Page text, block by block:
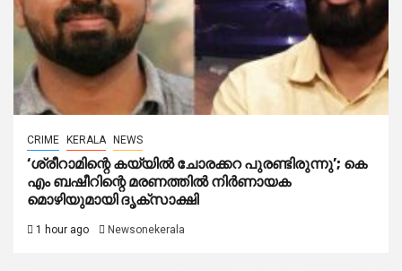
CRIME KERALA NEWS
‘ശ്രീറാമിന്റെ കയ്യിൽ ചോരക്കറ പുരണ്ടിരുന്നു’; കെ
എം ബഷീറിന്റെ മരണത്തിൽ നിർണായക
മൊഴിയുമായി ദൃക്‌സാക്ഷി
1 hour ago Newsonekerala